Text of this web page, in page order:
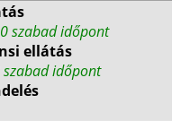
szabad időpont
ellátás
szabad időpont